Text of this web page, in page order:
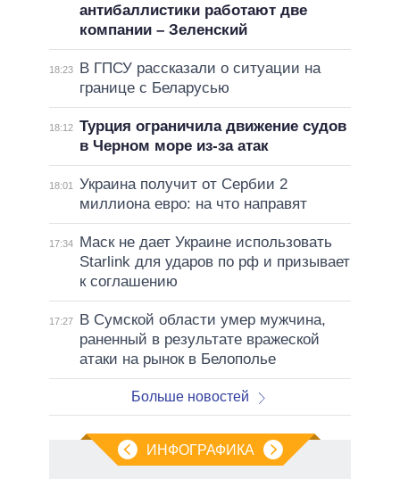
антибаллистики работают две
компании – Зеленский
18:23
В ГПСУ рассказали о ситуации на
границе с Беларусью
18:12 Турция ограничила движение судов
в Черном море из-за атак
18:01
Украина получит от Сербии 2
миллиона евро: на что направят
17:34
Маск не дает Украине использовать
Starlink для ударов по рф и призывает
к соглашению
17:27
В Сумской области умер мужчина,
раненный в результате вражеской
атаки на рынок в Белополье
Больше новостей
ИНФОГРАФИКА